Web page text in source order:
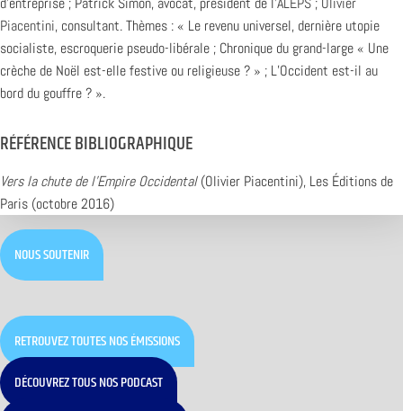
Piacentini, consultant. Thèmes : « Le revenu universel, dernière utopie
socialiste, escroquerie pseudo-libérale ; Chronique du grand-large « Une
crèche de Noël est-elle festive ou religieuse ? » ; L’Occident est-il au
bord du gouffre ? ».
RÉFÉRENCE BIBLIOGRAPHIQUE
Vers la chute de l’Empire Occidental(Olivier Piacentini), Les Éditions de
Paris (octobre 2016)
NOUS SOUTENIR
RETROUVEZ TOUTES NOS ÉMISSIONS
DÉCOUVREZ TOUS NOS PODCAST